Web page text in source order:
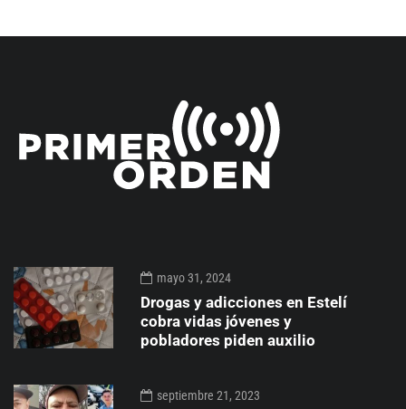
mayo 31, 2024
Drogas y adicciones en Estelí
cobra vidas jóvenes y
pobladores piden auxilio
septiembre 21, 2023